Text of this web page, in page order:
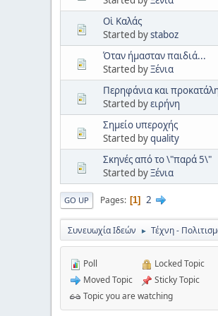
Οἱ Καλάς
Started bystaboz
Όταν ήμασταν παιδιά...
Started byΞένια
Περηφάνια και
Started byειρήνη
Σημείο υπεροχής
Started byquality
Σκηνές από το \"παρά 5\"
Started byΞένια
GO UP Pages 1 2
Συνευωχία Ιδεών ► Τέχνη -
Poll
Moved Topic
Locked Topic
Sticky Topic
Topic you are watching